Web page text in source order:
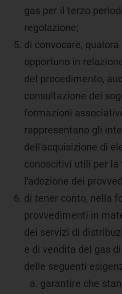
gas per il terzo
regolazione;
di convocare,
opportuno in
del procedimento,
consultazione dei
formazioni
rappresentano gli
dell'acquisizione di
conoscitivi utili per la
l'adozione dei
di tener conto, nella
provvedimenti in
dei servizi di
e di vendita del gas
delle seguenti
garantire che